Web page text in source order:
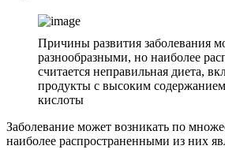
Причины развития заболевания
разнообразными, но наиболее
считается неправильная диета,
продукты с высоким
кислоты
Заболевание может возникать по
наиболее распространенными из них